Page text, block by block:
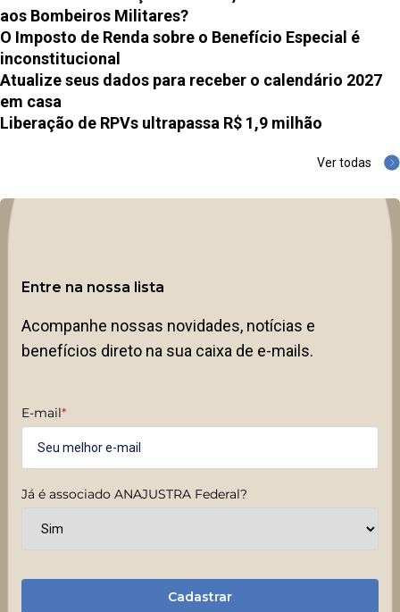
aos Bombeiros Militares?
O Imposto de Renda sobre o Benefício Especial é
inconstitucional
Atualize seus dados para receber o calendário 2027
em casa
Liberação de RPVs ultrapassa R$ 1,9 milhão
Ver todas
Entre na nossa lista
Acompanhe nossas novidades, notícias e
benefícios direto na sua caixa de e-mails.
E-mail*
Já é associado ANAJUSTRA Federal?
Cadastrar